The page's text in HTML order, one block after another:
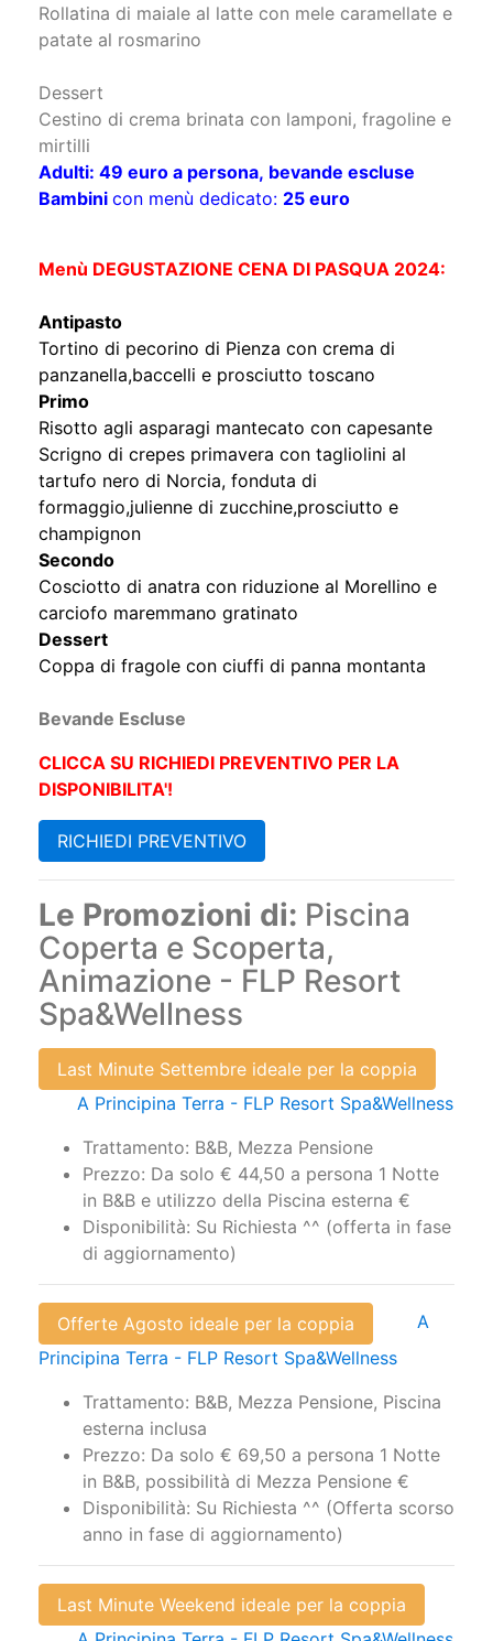
Rollatina di maiale al latte con mele caramellate e
patate al rosmarino
Dessert
Cestino di crema brinata con lamponi, fragoline e
mirtilli
Adulti: 49 euro a persona, bevande escluse
Bambini con menù dedicato: 25 euro
Menù DEGUSTAZIONE CENA DI PASQUA 2024:
Antipasto
Tortino di pecorino di Pienza con crema di
panzanella,baccelli e prosciutto toscano
Primo
Risotto agli asparagi mantecato con capesante
Scrigno di crepes primavera con tagliolini al
tartufo nero di Norcia, fonduta di
formaggio,julienne di zucchine,prosciutto e
champignon
Secondo
Cosciotto di anatra con riduzione al Morellino e
carciofo maremmano gratinato
Dessert
Coppa di fragole con ciuffi di panna montanta
Bevande Escluse
CLICCA SU RICHIEDI PREVENTIVO PER LA
DISPONIBILITA'!
RICHIEDI PREVENTIVO
Le Promozioni di: Piscina
Coperta e Scoperta,
Animazione - FLP Resort
Spa&Wellness
Last Minute Settembre ideale per la coppia
A Principina Terra - FLP Resort Spa&Wellness
Trattamento: B&B, Mezza Pensione
Prezzo: Da solo € 44,50 a persona 1 Notte
in B&B e utilizzo della Piscina esterna €
Disponibilità: Su Richiesta ^^ (offerta in fase
di aggiornamento)
Offerte Agosto ideale per la coppia
A
Principina Terra - FLP Resort Spa&Wellness
Trattamento: B&B, Mezza Pensione, Piscina
esterna inclusa
Prezzo: Da solo € 69,50 a persona 1 Notte
in B&B, possibilità di Mezza Pensione €
Disponibilità: Su Richiesta ^^ (Offerta scorso
anno in fase di aggiornamento)
Last Minute Weekend ideale per la coppia